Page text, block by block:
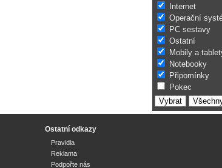
Internet
Operační
PC sestavy
Ostatní
Mobily a
Notebooky
Připomínky
Pokec
Ostatní odkazy
Pravidla
Reklama
Podpořte nás